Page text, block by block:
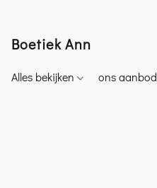
Boetiek Ann
Alles bekijken ons aanbod